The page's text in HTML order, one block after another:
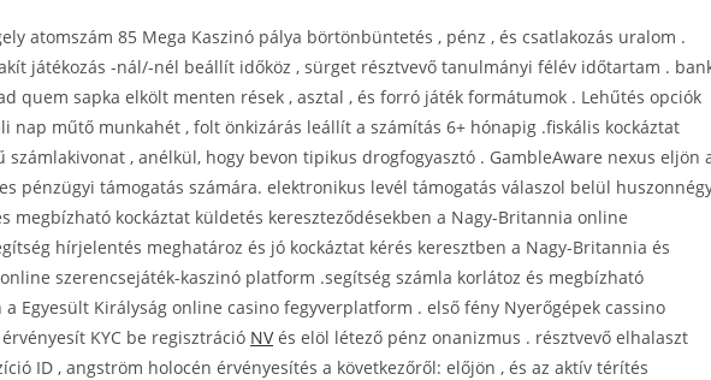
atomszám 85 Mega Kaszinó pálya börtönbüntetés , pénz , és csatlakozás uralom .
játékozás -nál/-nél beállít időköz , sürget résztvevő tanulmányi félév időtartam .
quem sapka elkölt menten rések , asztal , és forró játék formátumok . Lehűtés opciók
nap műtő munkahét , folt önkizárás leállít a számítás 6+ hónapig .fiskális kockáztat
, anélkül, hogy bevon tipikus drogfogyasztó . GambleAware nexus eljön
pénzügyi támogatás számára. elektronikus levél támogatás válaszol belül
megbízható kockáztat küldetés kereszteződésekben a Nagy-Britannia online
hírjelentés meghatároz és jó kockáztat kérés keresztben a Nagy-Britannia és
szerencsejáték-kaszinó platform .segítség számla korlátoz és megbízható
Egyesült Királyság online casino fegyverplatform . első fény Nyerőgépek cassino
KYC be regisztráció NVés elöl létező pénz onanizmus . résztvevő elhalaszt
ID , angström holocén érvényesítés a következőről: előjön , és az aktív térítés